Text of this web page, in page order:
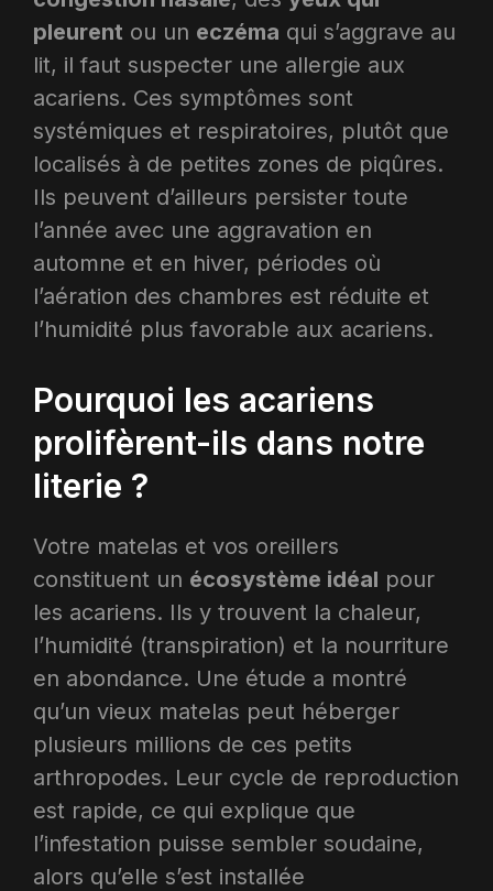
pleurent ou un eczéma qui s’aggrave au
lit, il faut suspecter une allergie aux
acariens. Ces symptômes sont
systémiques et respiratoires, plutôt que
localisés à de petites zones de piqûres.
Ils peuvent d’ailleurs persister toute
l’année avec une aggravation en
automne et en hiver, périodes où
l’aération des chambres est réduite et
l’humidité plus favorable aux acariens.
Pourquoi les acariens
prolifèrent-ils dans notre
literie ?
Votre matelas et vos oreillers
constituent un écosystème idéal pour
les acariens. Ils y trouvent la chaleur,
l’humidité (transpiration) et la nourriture
en abondance. Une étude a montré
qu’un vieux matelas peut héberger
plusieurs millions de ces petits
arthropodes. Leur cycle de reproduction
est rapide, ce qui explique que
l’infestation puisse sembler soudaine,
alors qu’elle s’est installée